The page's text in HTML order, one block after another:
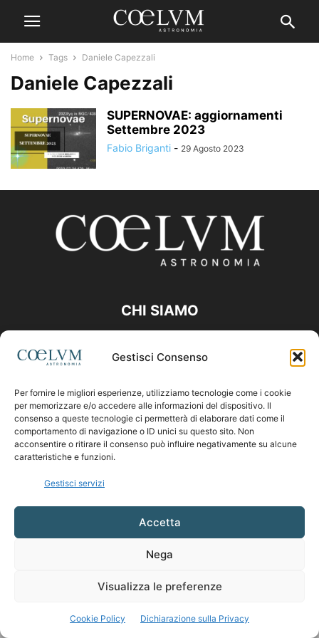
Gestisci Consenso
Per fornire le migliori esperienze, utilizziamo tecnologie come i cookie
per memorizzare e/o accedere alle informazioni del dispositivo. Il
consenso a queste tecnologie ci permetterà di elaborare dati come il
comportamento di navigazione o ID unici su questo sito. Non
acconsentire o ritirare il consenso può influire negativamente su alcune
caratteristiche e funzioni.
Gestisci servizi
Accetta
Nega
Visualizza le preferenze
Cookie Policy Dichiarazione sulla Privacy
Home Tags Daniele Capezzali
Daniele Capezzali
SUPERNOVAE: aggiornamenti
Settembre 2023
Fabio Briganti - 29 Agosto 2023
CHI SIAMO
Contattaci:coelumastro@coelum.com
SEGUICI